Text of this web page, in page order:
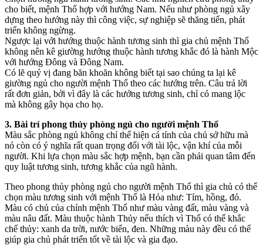
cho biết, mệnh Thổ hợp với hướng Nam. Nếu như phòng ngủ xây
dựng theo hướng này thì công việc, sự nghiệp sẽ thăng tiến, phát
triển không ngừng.
Ngược lại với hướng thuộc hành tương sinh thì gia chủ mệnh Thổ
không nên kê giường hướng thuộc hành tương khắc đó là hành Mộc
với hướng Đông và Đông Nam.
Có lẽ quý vị đang băn khoăn không biết tại sao chúng ta lại kê
giường ngủ cho người mệnh Thổ theo các hướng trên. Câu trả lời
rất đơn giản, bởi vì đây là các hướng tương sinh, chỉ có mang lộc
mà không gây họa cho họ.
3. Bài trí phong thủy phòng ngủ cho người mệnh Thổ
Màu sắc phòng ngủ không chỉ thể hiện cá tính của chủ sở hữu mà
nó còn có ý nghĩa rất quan trọng đối với tài lộc, vận khí của mỗi
người. Khi lựa chọn màu sắc hợp mệnh, bạn cần phải quan tâm đến
quy luật tương sinh, tương khắc của ngũ hành.
Theo phong thủy phòng ngủ cho người mệnh Thổ thì gia chủ có thể
chọn màu tương sinh với mệnh Thổ là Hỏa như: Tím, hồng, đỏ.
Màu có chủ của chính mệnh Thổ như màu vàng đất, màu vàng và
màu nâu đất. Màu thuộc hành Thủy nếu thích vì Thổ có thể khắc
chế thủy: xanh da trời, nước biển, đen. Những màu này đều có thể
giúp gia chủ phát triển tốt về tài lộc và gia đạo.